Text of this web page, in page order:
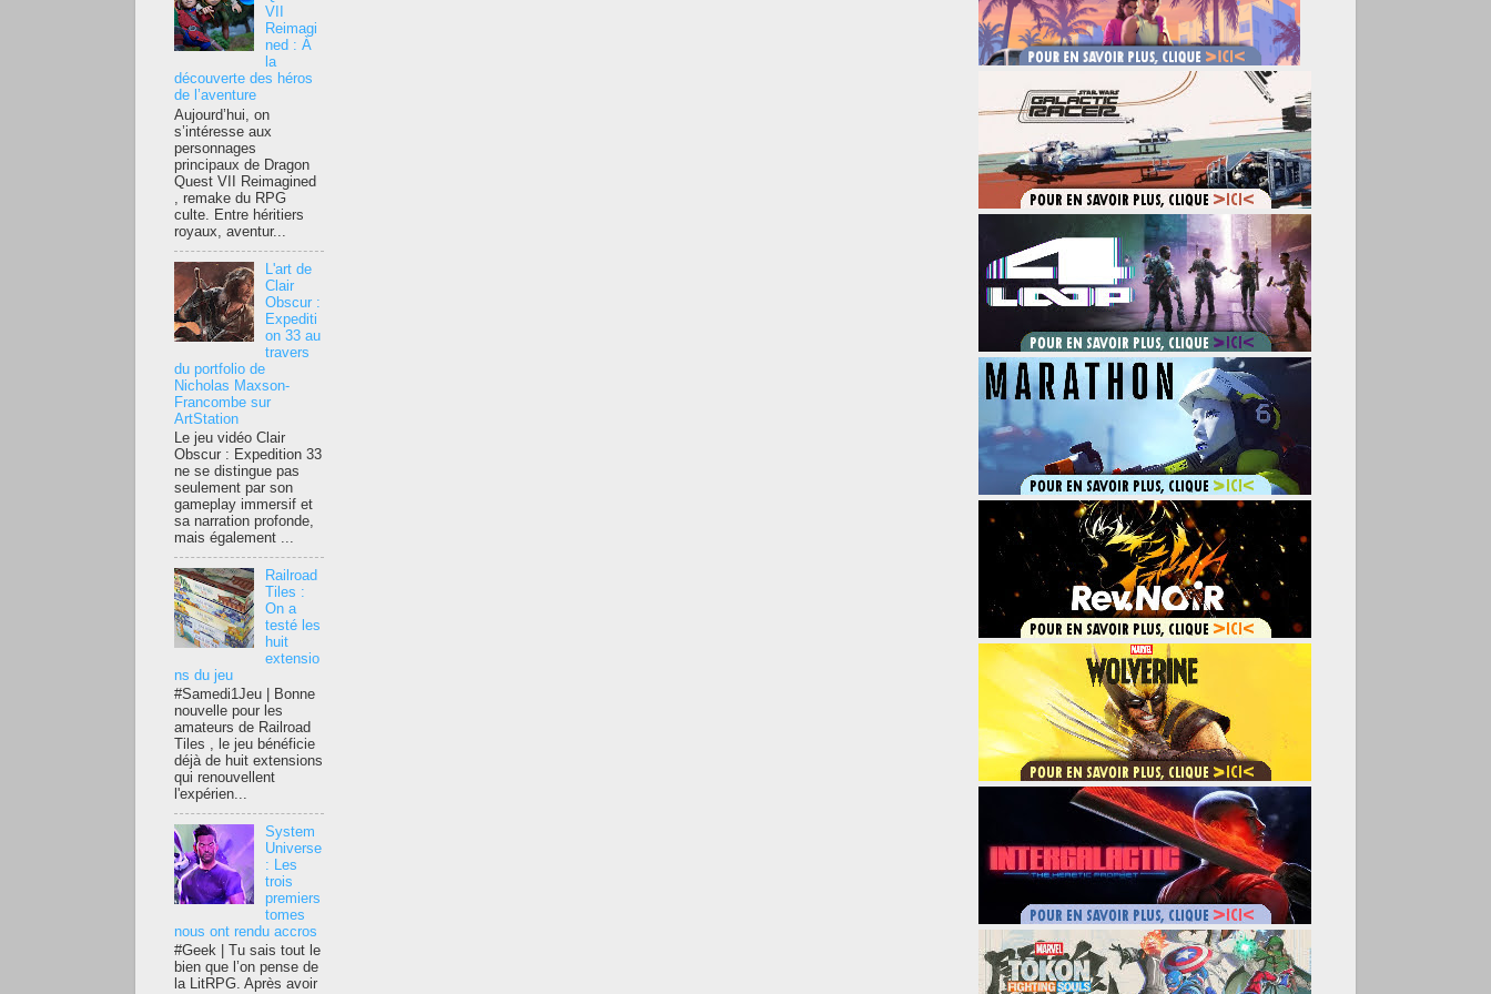
VII
Reimagi
ned : À
la
découverte des héros
de l’aventure
Aujourd’hui, on
s’intéresse aux
personnages
principaux de Dragon
Quest VII Reimagined
, remake du RPG
culte. Entre héritiers
royaux, aventur...
L'art de
Clair
Obscur :
Expediti
on 33 au
travers
du portfolio de
Nicholas Maxson-
Francombe sur
ArtStation
Le jeu vidéo Clair
Obscur : Expedition 33
ne se distingue pas
seulement par son
gameplay immersif et
sa narration profonde,
mais également ...
Railroad
Tiles :
On a
testé les
huit
extensio
ns du jeu
#Samedi1Jeu | Bonne
nouvelle pour les
amateurs de Railroad
Tiles , le jeu bénéficie
déjà de huit extensions
qui renouvellent
l'expérien...
System
Universe
: Les
trois
premiers
tomes
nous ont rendu accros
#Geek | Tu sais tout le
bien que l’on pense de
la LitRPG. Après avoir